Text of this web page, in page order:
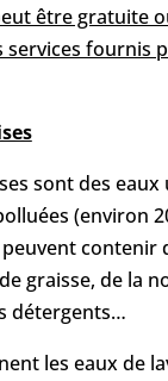
être gratuite
fournis
sont des eaux
(environ
contenir
graisse, de la
détergents…
les eaux de